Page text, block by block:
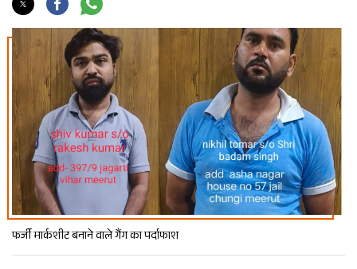
फर्जी मार्कशीट बनाने वाले गैंग का पर्दाफाश